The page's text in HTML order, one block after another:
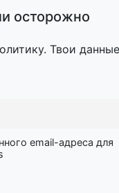
осторожно
Твои
email-адреса для